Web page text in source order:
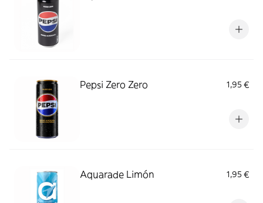
Pepsi Zero Zero 1,95 €
Aquarade Limón 1,95 €